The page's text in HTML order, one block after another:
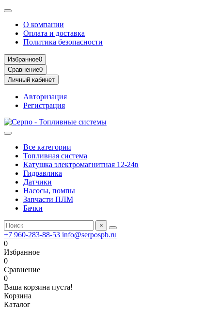
О компании
Оплата и доставка
Политика безопасности
Избранное0
Сравнение0
Личный кабинет
Авторизация
Регистрация
Все категории
Топливная система
Катушка электромагнитная 12-24в
Гидравлика
Датчики
Насосы, помпы
Запчасти ПЛМ
Бачки
×
+7 960-283-88-53 info@serpospb.ru
0
Избранное
0
Сравнение
0
Ваша корзина пуста!
Корзина
Каталог